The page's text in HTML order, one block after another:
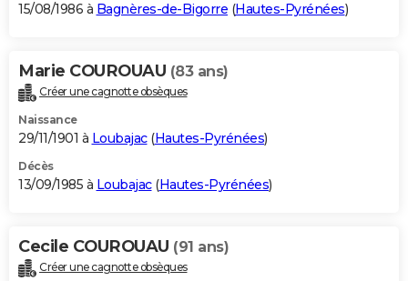
15/08/1986 à Bagnères-de-Bigorre (Hautes-Pyrénées)
Marie COUROUAU (83 ans)
Créer une cagnotte obsèques
Naissance
29/11/1901 à Loubajac(Hautes-Pyrénées)
Décès
13/09/1985 à Loubajac(Hautes-Pyrénées)
Cecile COUROUAU (91 ans)
Créer une cagnotte obsèques